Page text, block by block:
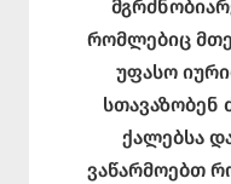
რომლებიც
უფასო
სთავაზობენ
ქალებსა
ვაწარმოებთ